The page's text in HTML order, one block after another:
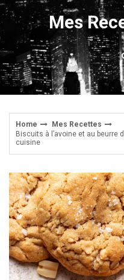
Skip
to
content
Mes
Home
Mes Recettes
Biscuits à l’avoine et au
cuisine